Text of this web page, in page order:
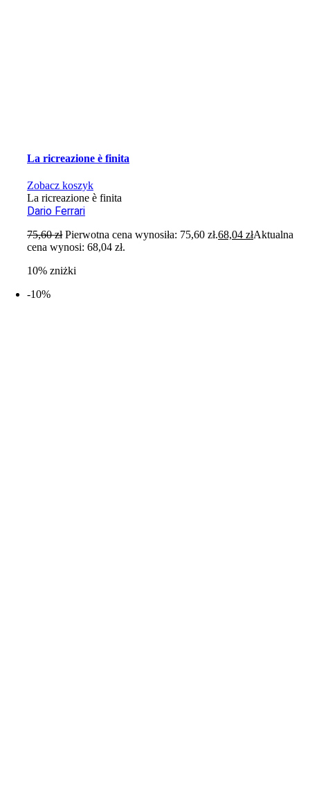
La ricreazione è finita
Zobacz koszyk
La ricreazione è finita
Dario Ferrari
75,60zł Pierwotna cena wynosiła: 75,60 zł.68,04złAktualna
cena wynosi: 68,04 zł.
10% zniżki
-10%